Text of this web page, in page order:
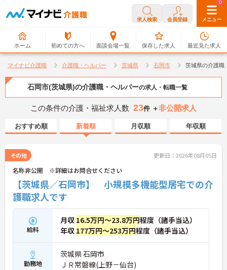
求人検索 会員登録 メニュー
ホーム 初めての方へ 面談会場一覧
0
保存した求人
0
最近見た求人
マイナビ介護職 介護職・ヘルパー 茨城県 石岡市 茨城県の介護職
石岡市(茨城県)の介護職・ヘルパーの求人・転職一覧
この条件の介護・福祉求人数 23件 ＋非公開求人
おすすめ順 新着順 月収順 年収順
その他 更新日：2026年08月05日
名称非公開 ※詳細はお問合せください
【茨城県／石岡市】 小規模多機能型居宅での介
護職求人です
給料
月収 16.5万円～23.8万円程度（諸手当込）
年収 177万円～253万円程度（諸手当込）
勤務地
茨城県 石岡市
ＪＲ常磐線(上野－仙台)